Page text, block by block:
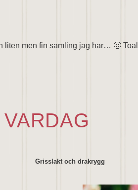
men fin samling jag har… 🙂
Grisslakt och drakrygg